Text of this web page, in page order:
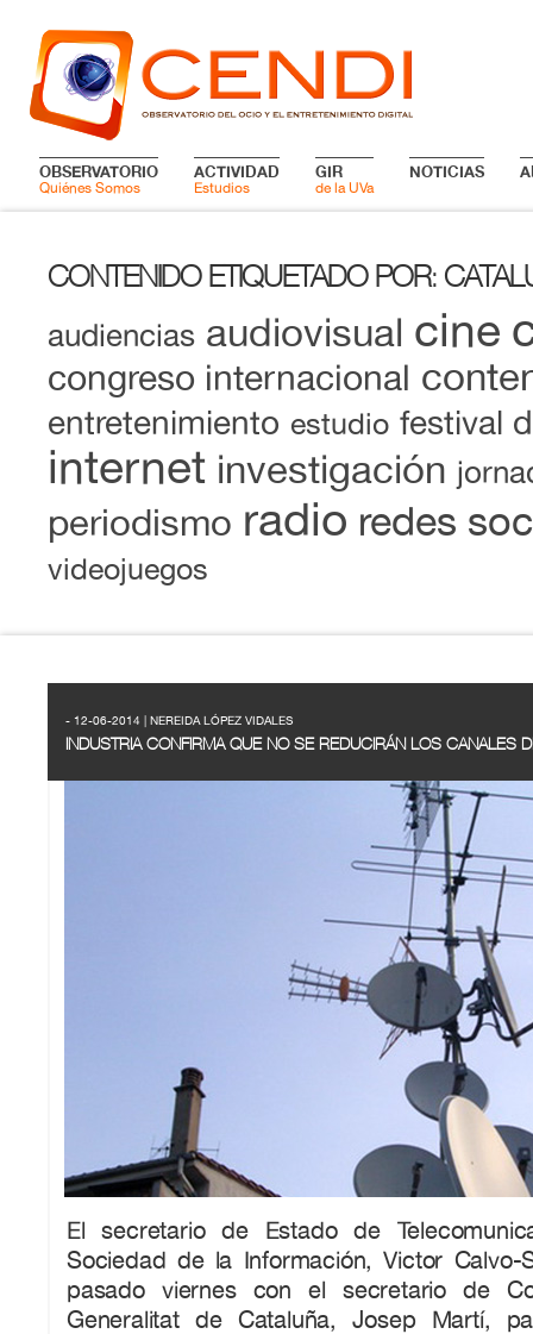
OBSERVATORIO
Quiénes Somos
ACTIVIDAD
Estudios
GIR
de la UVa
NOTICIAS
CONTENIDO ETIQUETADO POR:
audiencias audiovisual cine
congreso internacional
entretenimiento estudio festival
internet investigación
periodismo radio redes
videojuegos
- 12-06-2014 | NEREIDA LÓPEZ VIDALES
INDUSTRIA CONFIRMA QUE NO SE REDUCIRÁN LOS CANALES
El secretario de Estado de
Sociedad de la Información, Victor Calvo-
pasado viernes con el secretario de
Generalitat de Cataluña, Josep Martí,